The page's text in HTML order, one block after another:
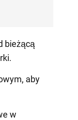
bieżącą
aby
w